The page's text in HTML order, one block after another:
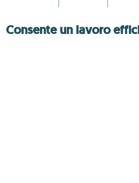
Consente un lavoro